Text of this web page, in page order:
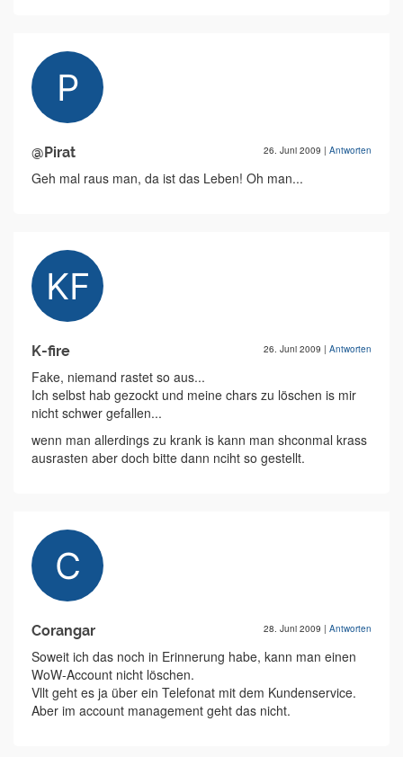
@Pirat 26. Juni 2009 | Antworten
Geh mal raus man, da ist das Leben! Oh man...
K-fire 26. Juni 2009 | Antworten
Fake, niemand rastet so aus...
Ich selbst hab gezockt und meine chars zu löschen is mir
nicht schwer gefallen...
wenn man allerdings zu krank is kann man shconmal krass
ausrasten aber doch bitte dann nciht so gestellt.
Corangar 28. Juni 2009 | Antworten
Soweit ich das noch in Erinnerung habe, kann man einen
WoW-Account nicht löschen.
Vllt geht es ja über ein Telefonat mit dem Kundenservice.
Aber im account management geht das nicht.